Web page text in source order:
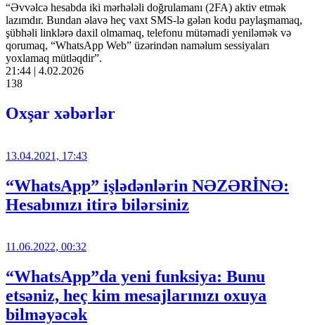
“Əvvəlcə hesabda iki mərhələli doğrulamanı (2FA) aktiv etmək
lazımdır. Bundan əlavə heç vaxt SMS-lə gələn kodu paylaşmamaq,
şübhəli linklərə daxil olmamaq, telefonu mütəmadi yeniləmək və
qorumaq, “WhatsApp Web” üzərindən naməlum sessiyaları
yoxlamaq mütləqdir”.
21:44 | 4.02.2026
138
Oxşar xəbərlər
13.04.2021, 17:43
“WhatsApp” işlədənlərin NƏZƏRİNƏ:
Hesabınızı itirə bilərsiniz
11.06.2022, 00:32
“WhatsApp”da yeni funksiya: Bunu
etsəniz, heç kim mesajlarınızı oxuya
bilməyəcək